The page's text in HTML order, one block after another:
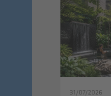
31/07/2026